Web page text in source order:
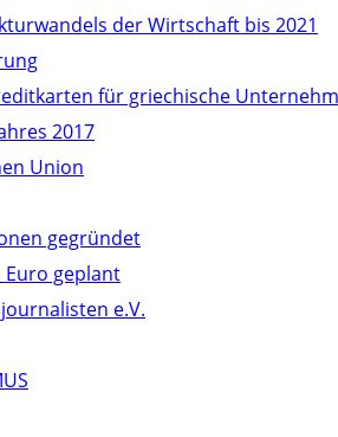
der Wirtschaft bis 2021
für griechische
2017
Union
gegründet
Euro geplant
e.V.